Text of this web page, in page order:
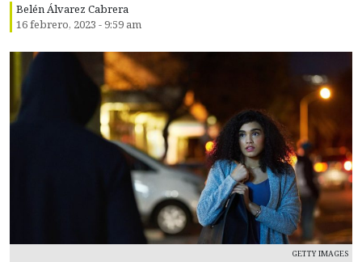
Belén Álvarez Cabrera
16 febrero, 2023 - 9:59 am
GETTY IMAGES